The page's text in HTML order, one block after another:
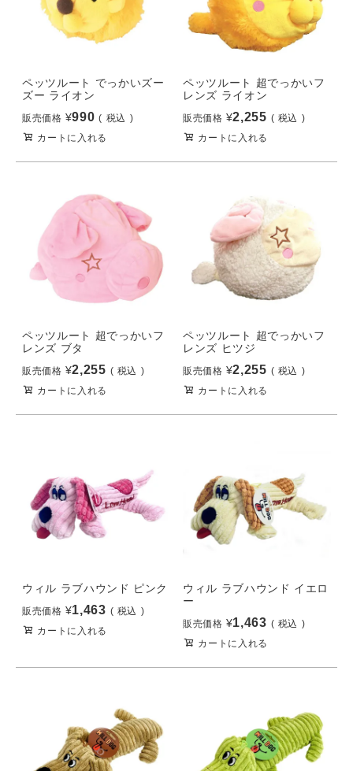
ペッツルート でっかいズー
ズー ライオン
販売価格 ¥990
税込
カートに入れる
ペッツルート 超でっかいフ
レンズ ライオン
販売価格 ¥2,255
税込
カートに入れる
ペッツルート 超でっかいフ
レンズ ブタ
販売価格 ¥2,255
税込
カートに入れる
ペッツルート 超でっかいフ
レンズ ヒツジ
販売価格 ¥2,255
税込
カートに入れる
ウィル ラブハウンド ピンク
販売価格 ¥1,463
税込
カートに入れる
ウィル ラブハウンド イエロ
ー
販売価格 ¥1,463
税込
カートに入れる